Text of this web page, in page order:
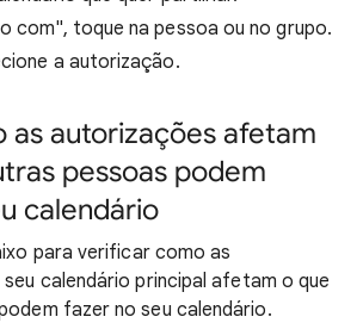
com", toque na pessoa ou no grupo.
a autorização.
as autorizações afetam
pessoas podem
calendário
para verificar como as
calendário principal afetam o que
fazer no seu calendário.